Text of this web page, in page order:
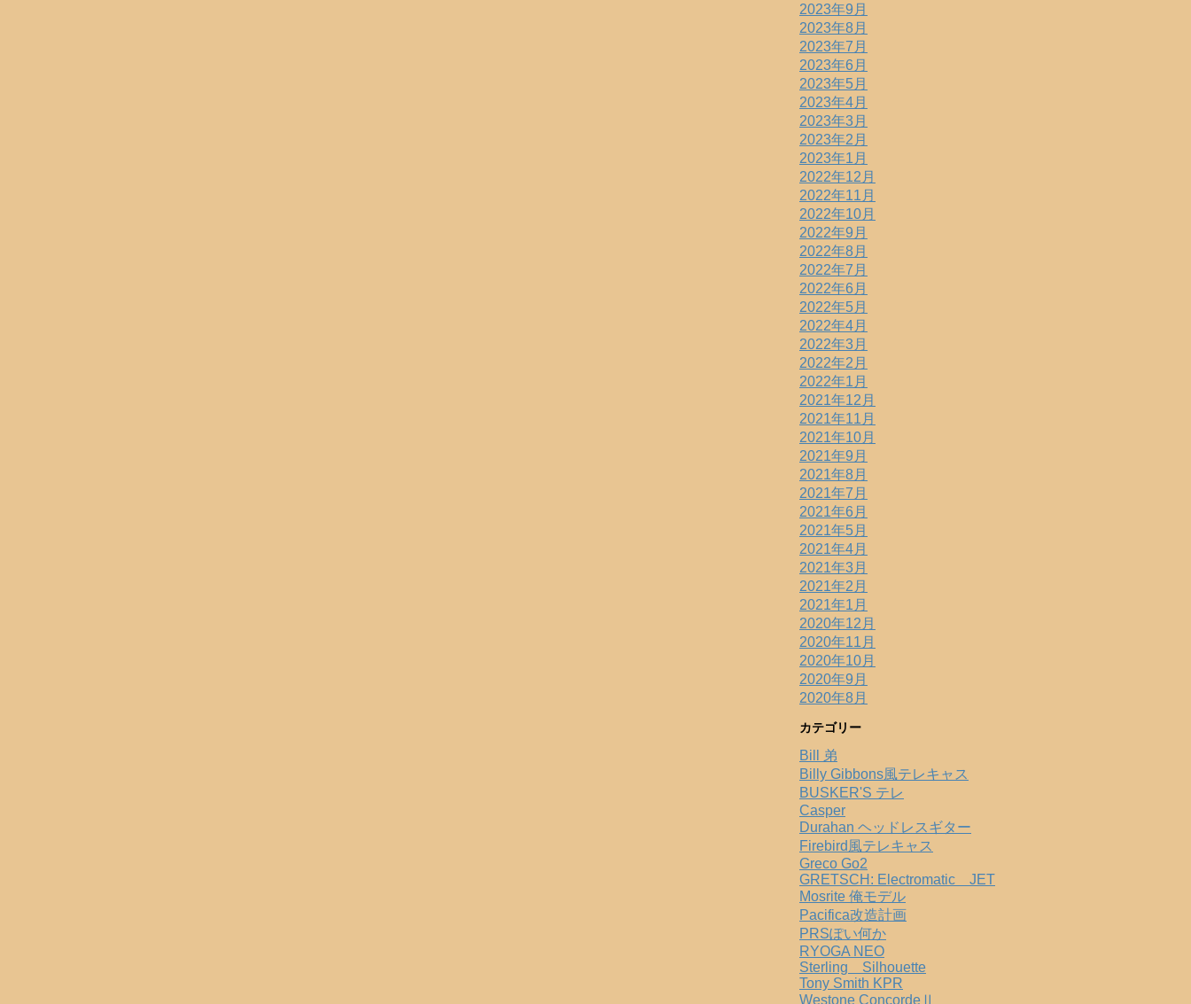
2023年9月
2023年8月
2023年7月
2023年6月
2023年5月
2023年4月
2023年3月
2023年2月
2023年1月
2022年12月
2022年11月
2022年10月
2022年9月
2022年8月
2022年7月
2022年6月
2022年5月
2022年4月
2022年3月
2022年2月
2022年1月
2021年12月
2021年11月
2021年10月
2021年9月
2021年8月
2021年7月
2021年6月
2021年5月
2021年4月
2021年3月
2021年2月
2021年1月
2020年12月
2020年11月
2020年10月
2020年9月
2020年8月
カテゴリー
Bill 弟
Billy Gibbons風テレキャス
BUSKER'S テレ
Casper
Durahan ヘッドレスギター
Firebird風テレキャス
Greco Go2
GRETSCH: Electromatic JET
Mosrite 俺モデル
Pacifica改造計画
PRSぽい何か
RYOGA NEO
Sterling Silhouette
Tony Smith KPR
Westone ConcordeⅡ